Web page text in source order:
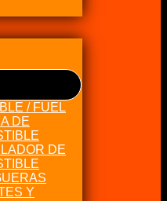
/ FUEL
DE
DE
Y